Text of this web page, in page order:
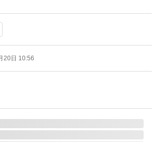
要な情報：
るPCがMicrosoftのシステム要件を満た
確認ください。
Editionは、PC/AT互換機にのみ対
です。
20日 10:56